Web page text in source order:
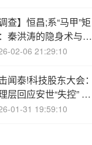
调查】恒昌;系“马甲”矩
秦洪涛的隐身术与违
02-06 21:29:10
闻泰!科技股东大会：
层回应安世“失控” 有
打通国内供应链
01-31 19:59:10